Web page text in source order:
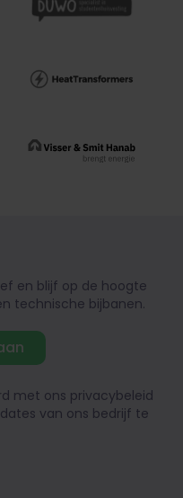
en blijf op de hoogte
technische bijbanen.
met ons privacybeleid
van ons bedrijf te